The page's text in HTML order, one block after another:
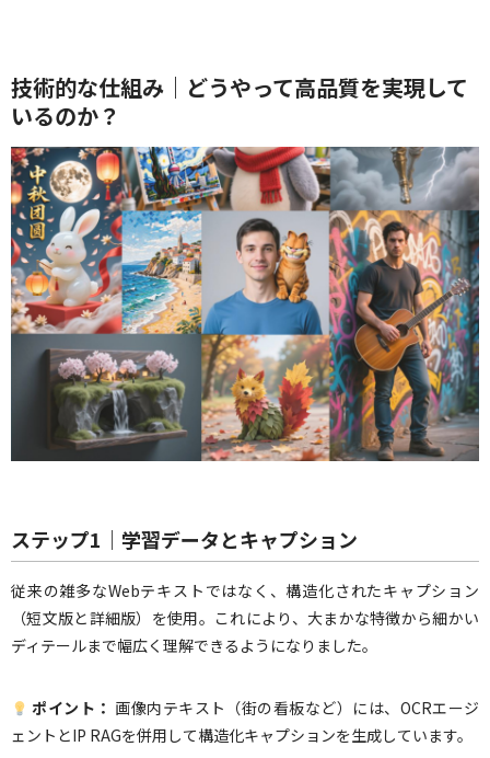
技術的な仕組み｜どうやって高品質を実現して
いるのか？
ステップ1｜学習データとキャプション
従来の雑多なWebテキストではなく、構造化されたキャプション
（短文版と詳細版）を使用。これにより、大まかな特徴から細かい
ディテールまで幅広く理解できるようになりました。
ポイント： 画像内テキスト（街の看板など）には、OCRエージ
ェントとIP RAGを併用して構造化キャプションを生成しています。